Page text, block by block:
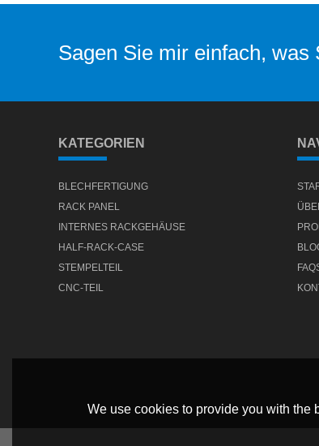
Sagen Sie mir einfach,
KATEGORIEN
BLECHFERTIGUNG
RACK PANEL
INTERNES RACKGEHÄUSE
HALF-RACK-CASE
STEMPELTEIL
CNC-TEIL
We use cookies to provide you with the